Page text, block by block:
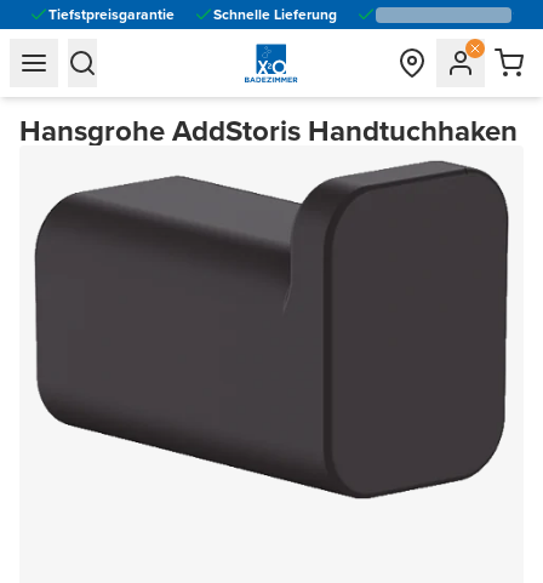
Tiefstpreisgarantie Schnelle Lieferung
general.navigation.toggle_menu.label
general.navigation.toggle_menu.label
Hansgrohe AddStoris Handtuchhaken